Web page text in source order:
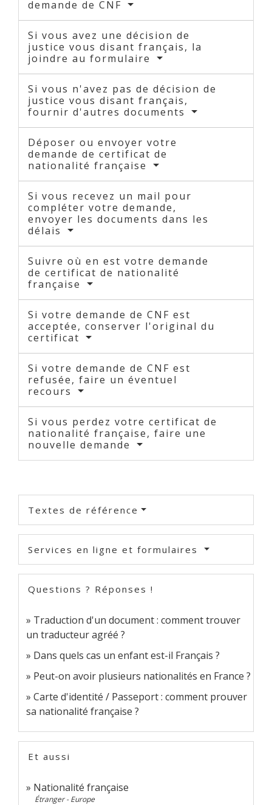
demande de CNF
Si vous avez une décision de
justice vous disant français, la
joindre au formulaire
Si vous n'avez pas de décision de
justice vous disant français,
fournir d'autres documents
Déposer ou envoyer votre
demande de certificat de
nationalité française
Si vous recevez un mail pour
compléter votre demande,
envoyer les documents dans les
délais
Suivre où en est votre demande
de certificat de nationalité
française
Si votre demande de CNF est
acceptée, conserver l'original du
certificat
Si votre demande de CNF est
refusée, faire un éventuel
recours
Si vous perdez votre certificat de
nationalité française, faire une
nouvelle demande
Textes de référence
Services en ligne et formulaires
Questions ? Réponses !
Traduction d'un document : comment trouver
un traducteur agréé ?
Dans quels cas un enfant est-il Français ?
Peut-on avoir plusieurs nationalités en France ?
Carte d'identité / Passeport : comment prouver
sa nationalité française ?
Et aussi
Nationalité française
Étranger - Europe